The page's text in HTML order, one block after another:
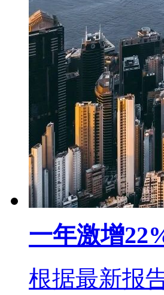
一年激增
根据最新报